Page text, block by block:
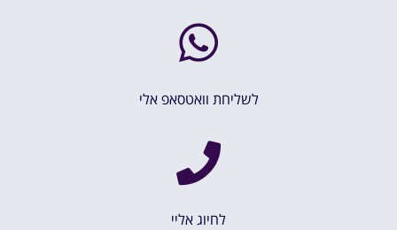
לשליחת וואטסאפ אלי
לחיוג אליי